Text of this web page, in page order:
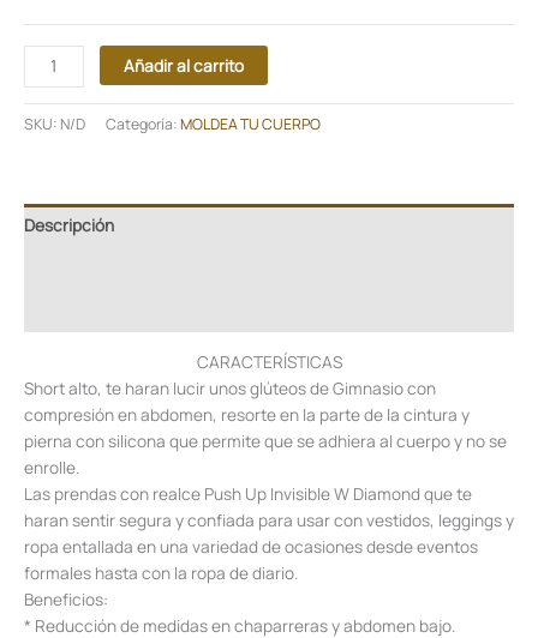
Añadir al carrito
SKU: N/D Categoría:MOLDEA TU CUERPO
Descripción
CARACTERÍSTICAS
Short alto, te haran lucir unos glúteos de Gimnasio con
compresión en abdomen, resorte en la parte de la cintura y
pierna con silicona que permite que se adhiera al cuerpo y no se
enrolle.
Las prendas con realce Push Up Invisible W Diamond que te
haran sentir segura y confiada para usar con vestidos, leggings y
ropa entallada en una variedad de ocasiones desde eventos
formales hasta con la ropa de diario.
Beneficios:
* Reducción de medidas en chaparreras y abdomen bajo.